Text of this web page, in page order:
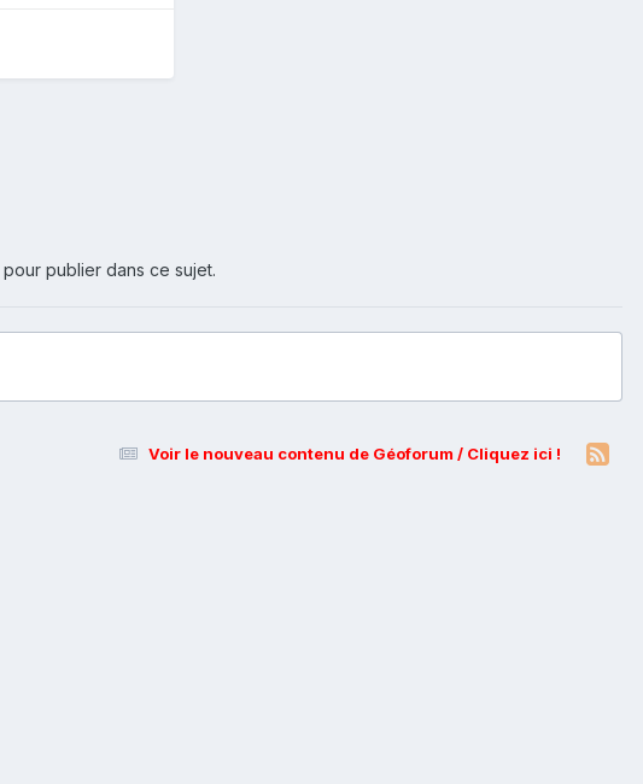
pour publier dans ce sujet.
Voir le nouveau contenu de Géoforum / Cliquez ici !